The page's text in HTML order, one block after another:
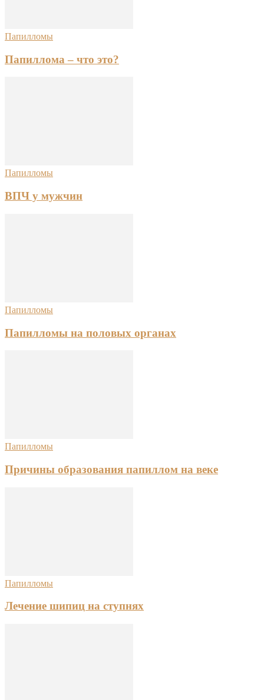
Папилломы
Папиллома – что это?
Папилломы
ВПЧ у мужчин
Папилломы
Папилломы на половых органах
Папилломы
Причины образования папиллом на веке
Папилломы
Лечение шипиц на ступнях